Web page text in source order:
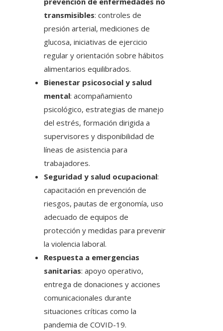
transmisibles: controles de
presión arterial, mediciones de
glucosa, iniciativas de ejercicio
regular y orientación sobre hábitos
alimentarios equilibrados.
Bienestar psicosocial y salud
mental: acompañamiento
psicológico, estrategias de manejo
del estrés, formación dirigida a
supervisores y disponibilidad de
líneas de asistencia para
trabajadores.
Seguridad y salud ocupacional:
capacitación en prevención de
riesgos, pautas de ergonomía, uso
adecuado de equipos de
protección y medidas para prevenir
la violencia laboral.
Respuesta a emergencias
sanitarias: apoyo operativo,
entrega de donaciones y acciones
comunicacionales durante
situaciones críticas como la
pandemia de COVID-19.